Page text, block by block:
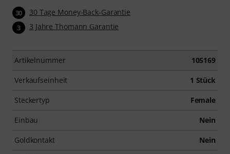
30 30 Tage Money-Back-Garantie
3 3 Jahre Thomann Garantie
Artikelnummer 105169
Verkaufseinheit 1 Stück
Steckertyp Female
Einbau Nein
Goldkontakt Nein